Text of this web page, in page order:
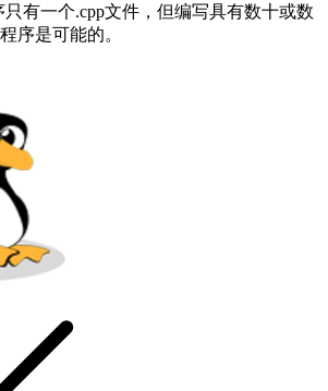
有一个.cpp文件，但编写具有数十或数
序是可能的。